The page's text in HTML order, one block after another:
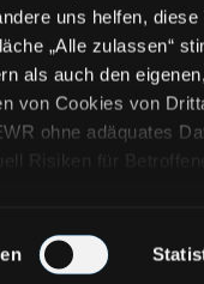
uns helfen,
„Alle zulassen“
als auch den
von Cookies von
ohne adäquates
Risiken für
zu den
Sie über unsere